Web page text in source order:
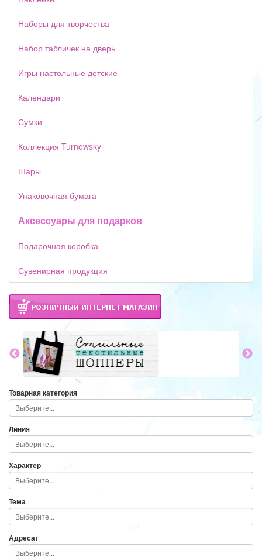
Наборы для творчества
Набор табличек на дверь
Игры настольные детские
Календари
Сумки
Коллекция Turnowsky
Шары
Упаковочная бумага
Аксессуары для подарков
Подарочная коробка
Сувенирная продукция
Товарная категория
Линия
Характер
Тема
Адресат